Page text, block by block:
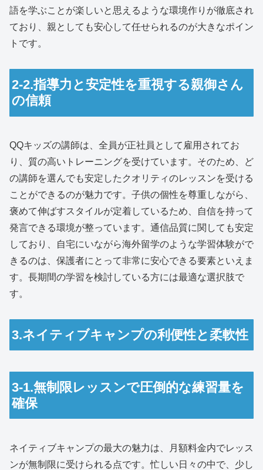
語を学ぶことが楽しいと思えるような環境作りが徹底され
ており、親としても安心して任せられるのが大きなポイン
トです。
2-2.指導力と安定性を重視する親御さん
の信頼
QQキッズの講師は、全員が正社員として雇用されてお
り、質の高いトレーニングを受けています。そのため、ど
の講師を選んでも安定したクオリティのレッスンを受ける
ことができるのが魅力です。子供の個性を尊重しながら、
褒めて伸ばすスタイルが定着しているため、自信を持って
発言できる環境が整っています。通信品質に関しても安定
しており、自宅にいながら海外留学のような学習体験がで
きるのは、保護者にとって非常に安心できる要素といえま
す。長期間の学習を検討している方には最適な選択肢で
す。
3.ネイティブキャンプの利便性と柔軟性
3-1.無制限レッスンで圧倒的な練習量を
確保
ネイティブキャンプの最大の魅力は、月額料金内でレッス
ンが無制限に受けられる点です。忙しい日々の中で、少し